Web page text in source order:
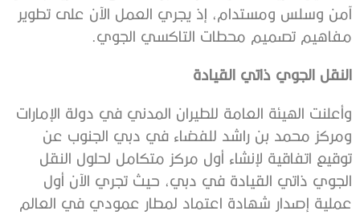
آمن وسلس ومستدام، إذ يجري العمل الآن على تطوير
مفاهيم تصميم محطات التاكسي الجوي.
النقل الجوي ذاتي القيادة
وأعلنت الهيئة العامة للطيران المدني في دولة الإمارات
ومركز محمد بن راشد للفضاء في دبي الجنوب عن
توقيع اتفاقية لإنشاء أول مركز متكامل لحلول النقل
الجوي ذاتي القيادة في دبي، حيث تجري الآن أول
عملية إصدار شهادة اعتماد لمطار عمودي في العالم